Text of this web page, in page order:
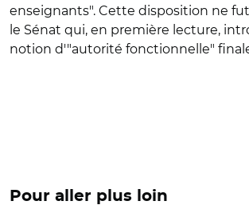
enseignants". Cette disposition ne
le Sénat qui, en première lecture,
notion d'"autorité fonctionnelle"
Pour aller plus loin